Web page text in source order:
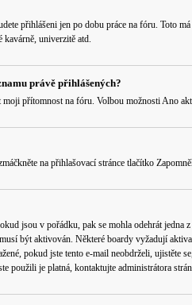
přihlášeni jen po dobu práce na fóru. Toto
kavárně, univerzitě atd.
právě přihlášených?
moji přítomnost na fóru. Volbou možnostiAno
na přihlašovací stránce tlačítko
jsou v pořádku, pak se mohla odehrát
být aktivován. Některé boardy vyžadují
pokud jste tento e-mail neobdrželi, ujistěte
použili je platná, kontaktujte administrátora